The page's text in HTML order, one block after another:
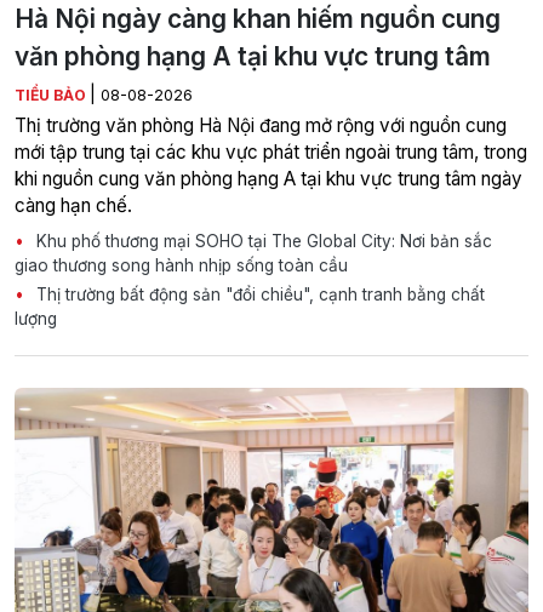
Hà Nội ngày càng khan hiếm nguồn cung
văn phòng hạng A tại khu vực trung tâm
TIỂU BẢO 08-08-2026
Thị trường văn phòng Hà Nội đang mở rộng với nguồn cung
mới tập trung tại các khu vực phát triển ngoài trung tâm, trong
khi nguồn cung văn phòng hạng A tại khu vực trung tâm ngày
càng hạn chế.
Khu phố thương mại SOHO tại The Global City: Nơi bản sắc
giao thương song hành nhịp sống toàn cầu
Thị trường bất động sản "đổi chiều", cạnh tranh bằng chất
lượng